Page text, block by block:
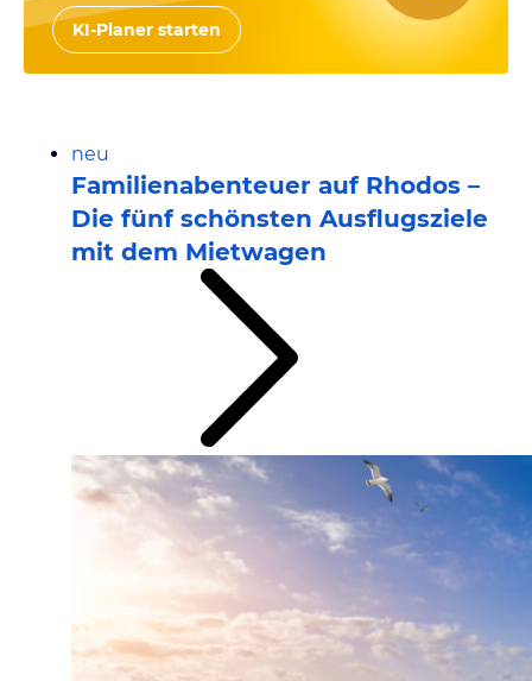
KI-Planer starten
neu
Familienabenteuer auf Rhodos –
Die fünf schönsten Ausflugsziele
mit dem Mietwagen